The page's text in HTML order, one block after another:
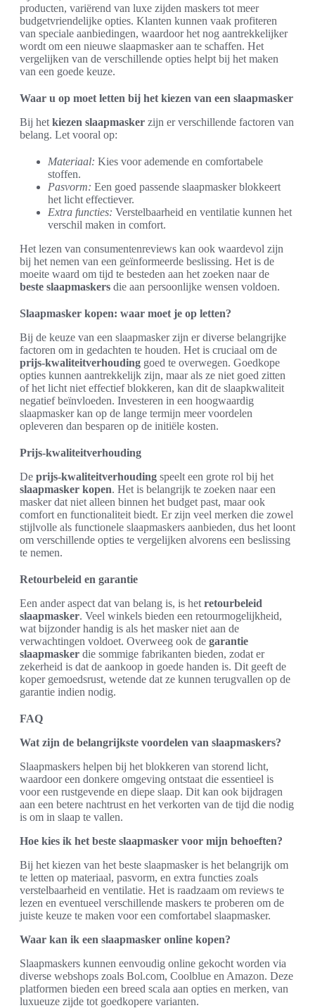
producten, variërend van luxe zijden maskers tot meer
budgetvriendelijke opties. Klanten kunnen vaak profiteren
van speciale aanbiedingen, waardoor het nog aantrekkelijker
wordt om een nieuwe slaapmasker aan te schaffen. Het
vergelijken van de verschillende opties helpt bij het maken
van een goede keuze.
Waar u op moet letten bij het kiezen van een slaapmasker
Bij het kiezen slaapmasker zijn er verschillende factoren van
belang. Let vooral op:
Materiaal: Kies voor ademende en comfortabele
stoffen.
Pasvorm: Een goed passende slaapmasker blokkeert
het licht effectiever.
Extra functies: Verstelbaarheid en ventilatie kunnen het
verschil maken in comfort.
Het lezen van consumentenreviews kan ook waardevol zijn
bij het nemen van een geïnformeerde beslissing. Het is de
moeite waard om tijd te besteden aan het zoeken naar de
beste slaapmaskers die aan persoonlijke wensen voldoen.
Slaapmasker kopen: waar moet je op letten?
Bij de keuze van een slaapmasker zijn er diverse belangrijke
factoren om in gedachten te houden. Het is cruciaal om de
prijs-kwaliteitverhouding goed te overwegen. Goedkope
opties kunnen aantrekkelijk zijn, maar als ze niet goed zitten
of het licht niet effectief blokkeren, kan dit de slaapkwaliteit
negatief beïnvloeden. Investeren in een hoogwaardig
slaapmasker kan op de lange termijn meer voordelen
opleveren dan besparen op de initiële kosten.
Prijs-kwaliteitverhouding
De prijs-kwaliteitverhouding speelt een grote rol bij het
slaapmasker kopen. Het is belangrijk te zoeken naar een
masker dat niet alleen binnen het budget past, maar ook
comfort en functionaliteit biedt. Er zijn veel merken die zowel
stijlvolle als functionele slaapmaskers aanbieden, dus het loont
om verschillende opties te vergelijken alvorens een beslissing
te nemen.
Retourbeleid en garantie
Een ander aspect dat van belang is, is het retourbeleid
slaapmasker. Veel winkels bieden een retourmogelijkheid,
wat bijzonder handig is als het masker niet aan de
verwachtingen voldoet. Overweeg ook de garantie
slaapmasker die sommige fabrikanten bieden, zodat er
zekerheid is dat de aankoop in goede handen is. Dit geeft de
koper gemoedsrust, wetende dat ze kunnen terugvallen op de
garantie indien nodig.
FAQ
Wat zijn de belangrijkste voordelen van slaapmaskers?
Slaapmaskers helpen bij het blokkeren van storend licht,
waardoor een donkere omgeving ontstaat die essentieel is
voor een rustgevende en diepe slaap. Dit kan ook bijdragen
aan een betere nachtrust en het verkorten van de tijd die nodig
is om in slaap te vallen.
Hoe kies ik het beste slaapmasker voor mijn behoeften?
Bij het kiezen van het beste slaapmasker is het belangrijk om
te letten op materiaal, pasvorm, en extra functies zoals
verstelbaarheid en ventilatie. Het is raadzaam om reviews te
lezen en eventueel verschillende maskers te proberen om de
juiste keuze te maken voor een comfortabel slaapmasker.
Waar kan ik een slaapmasker online kopen?
Slaapmaskers kunnen eenvoudig online gekocht worden via
diverse webshops zoals Bol.com, Coolblue en Amazon. Deze
platformen bieden een breed scala aan opties en merken, van
luxueuze zijde tot goedkopere varianten.